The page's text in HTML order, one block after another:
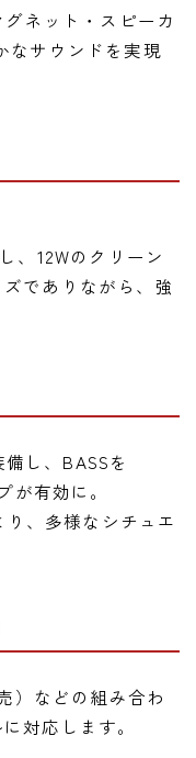
ネット・スピーカ
なサウンドを実現
、12Wのクリーン
でありながら、強
し、BASSを
が有効に。
り、多様なシチュエ
）などの組み合わ
対応します。